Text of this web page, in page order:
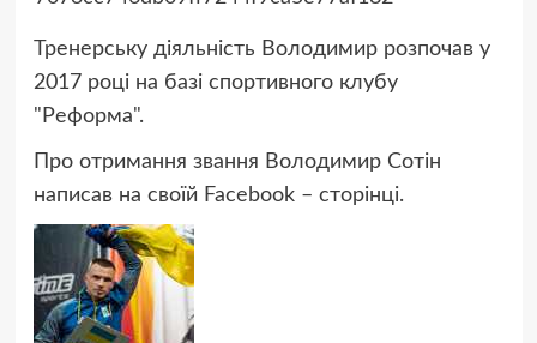
Тренерську діяльність Володимир розпочав у
2017 році на базі спортивного клубу
"Реформа".
Про отримання звання Володимир Сотін
написав на своїй Facebook – сторінці.